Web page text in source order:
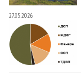
27.05.2026